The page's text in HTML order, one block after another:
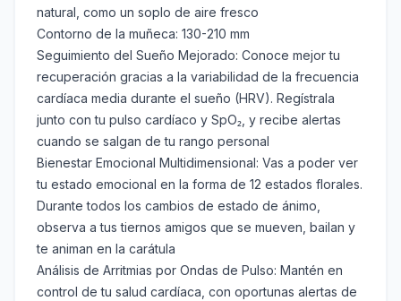
natural, como un soplo de aire fresco
Contorno de la muñeca: 130-210 mm
Seguimiento del Sueño Mejorado: Conoce mejor tu
recuperación gracias a la variabilidad de la frecuencia
cardíaca media durante el sueño (HRV). Regístrala
junto con tu pulso cardíaco y SpO₂, y recibe alertas
cuando se salgan de tu rango personal
Bienestar Emocional Multidimensional: Vas a poder ver
tu estado emocional en la forma de 12 estados florales.
Durante todos los cambios de estado de ánimo,
observa a tus tiernos amigos que se mueven, bailan y
te animan en la carátula
Análisis de Arritmias por Ondas de Pulso: Mantén en
control de tu salud cardíaca, con oportunas alertas de